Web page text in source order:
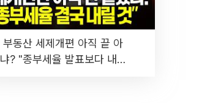
부동산 세제개편 아직 끝 아
냐? "종부세율 발표보다 내릴